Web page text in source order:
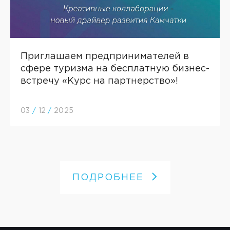
Приглашаем предпринимателей в
сфере туризма на бесплатную бизнес-
встречу «Курс на партнерство»!
03 / 12 / 2025
ПОДРОБНЕЕ